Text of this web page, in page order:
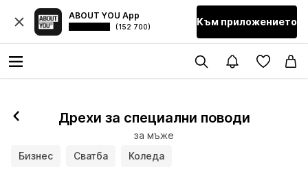
ABOUT YOU App
(152 700) Към приложението
Дрехи за специални поводи
за мъже
Бизнес
Сватба Коледа